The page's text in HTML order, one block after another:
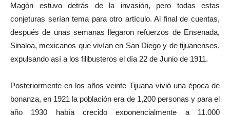
Magón estuvo detrás de la invasión, pero todas estas
conjeturas serían tema para otro artículo. Al final de cuentas,
después de unas semanas llegaron refuerzos de Ensenada,
Sinaloa, mexicanos que vivían en San Diego y de tijuanenses,
expulsando así a los filibusteros el día 22 de Junio de 1911.
Posteriormente en los años veinte Tijuana vivió una época de
bonanza, en 1921 la población era de 1,200 personas y para el
año 1930 había crecido exponencialmente a 11,000